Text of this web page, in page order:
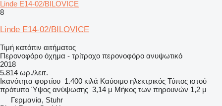
Linde E14-02/BILOVICE
8
Linde E14-02/BILOVICE
Τιμή κατόπιν αιτήματος
Περονοφόρο όχημα - τρίτροχο περονοφόρο ανυψωτικό
2018
5.814 ωρ./λειτ.
Ικανότητα φορτίου 1.400 κιλά Καύσιμο ηλεκτρικός Τύπος ιστού
πρότυπο Ύψος ανύψωσης 3,14 μ Μήκος των πηρουνών 1,2 μ
Γερμανία, Stuhr